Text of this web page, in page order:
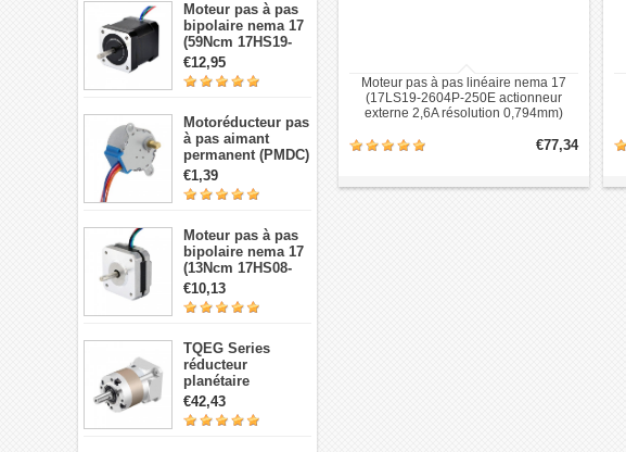
Moteur pas à pas
bipolaire nema 17
(59Ncm 17HS19-
2004S1 2A 4 fils
avec câble 1m et
connecteur)
€12,95
Motoréducteur pas
à pas aimant
permanent (PMDC)
5V 28BYJ-48,
réduction 64:1, 4
phases 5 fils 5 V
€1,39
Moteur pas à pas
bipolaire nema 17
(13Ncm 17HS08-
1004S 1,8 degré 1A
3,5V 4 fils)
€10,13
TQEG Series
réducteur
planétaire
TQEG17-G5 5:1
contrecoup 15arc-
min pour moteur
€42,43
Moteur pas à pas linéaire nema 17
(17LS19-2604P-250E actionneur
externe 2,6A résolution 0,794mm)
€77,34